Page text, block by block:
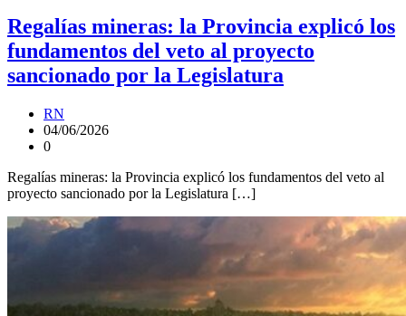
Regalías mineras: la Provincia explicó los
fundamentos del veto al proyecto
sancionado por la Legislatura
RN
04/06/2026
0
Regalías mineras: la Provincia explicó los fundamentos del veto al
proyecto sancionado por la Legislatura […]